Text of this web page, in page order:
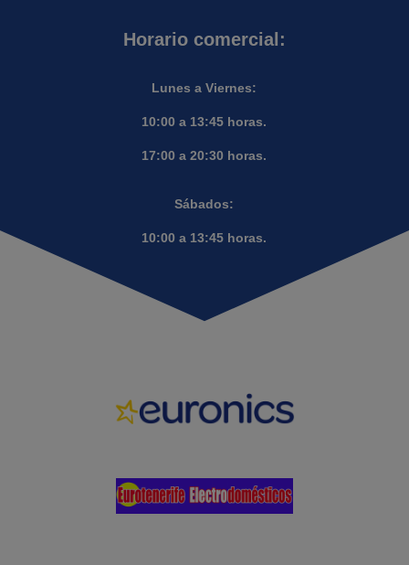
Horario comercial:
Lunes a Viernes:
10:00 a 13:45 horas.
17:00 a 20:30 horas.
Sábados:
10:00 a 13:45 horas.